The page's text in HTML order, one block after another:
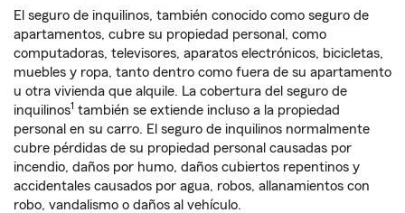
El seguro de inquilinos, también conocido como seguro de
apartamentos, cubre su propiedad personal, como
computadoras, televisores, aparatos electrónicos, bicicletas,
muebles y ropa, tanto dentro como fuera de su apartamento
u otra vivienda que alquile. La cobertura del seguro de
inquilinos1 también se extiende incluso a la propiedad
personal en su carro. El seguro de inquilinos normalmente
cubre pérdidas de su propiedad personal causadas por
incendio, daños por humo, daños cubiertos repentinos y
accidentales causados por agua, robos, allanamientos con
robo, vandalismo o daños al vehículo.